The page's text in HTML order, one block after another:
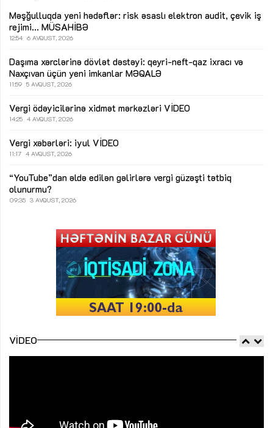
Məşğulluqda yeni hədəflər: risk əsaslı elektron audit, çevik iş
rejimi... MÜSAHİBƏ
12:54 6 AVQUST, 2026
Daşıma xərclərinə dövlət dəstəyi: qeyri-neft-qaz ixracı və
Naxçıvan üçün yeni imkanlar MƏQALƏ
11:59 5 AVQUST, 2026
Vergi ödəyicilərinə xidmət mərkəzləri VİDEO
14:25 4 AVQUST, 2026
Vergi xəbərləri: iyul VİDEO
11:17 4 AVQUST, 2026
“YouTube”dan əldə edilən gəlirlərə vergi güzəşti tətbiq
olunurmu?
09:35 3 AVQUST, 2026
VIDEO